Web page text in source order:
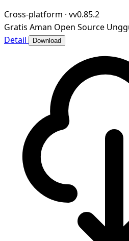
Cross-platform · vv0.85.2
Gratis Aman Open Source
Detail
Download